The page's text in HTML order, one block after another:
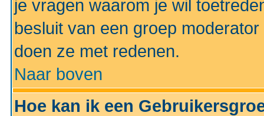
je vragen waarom je wil
besluit van een groep
doen ze met redenen.
Naar boven
Hoe kan ik een